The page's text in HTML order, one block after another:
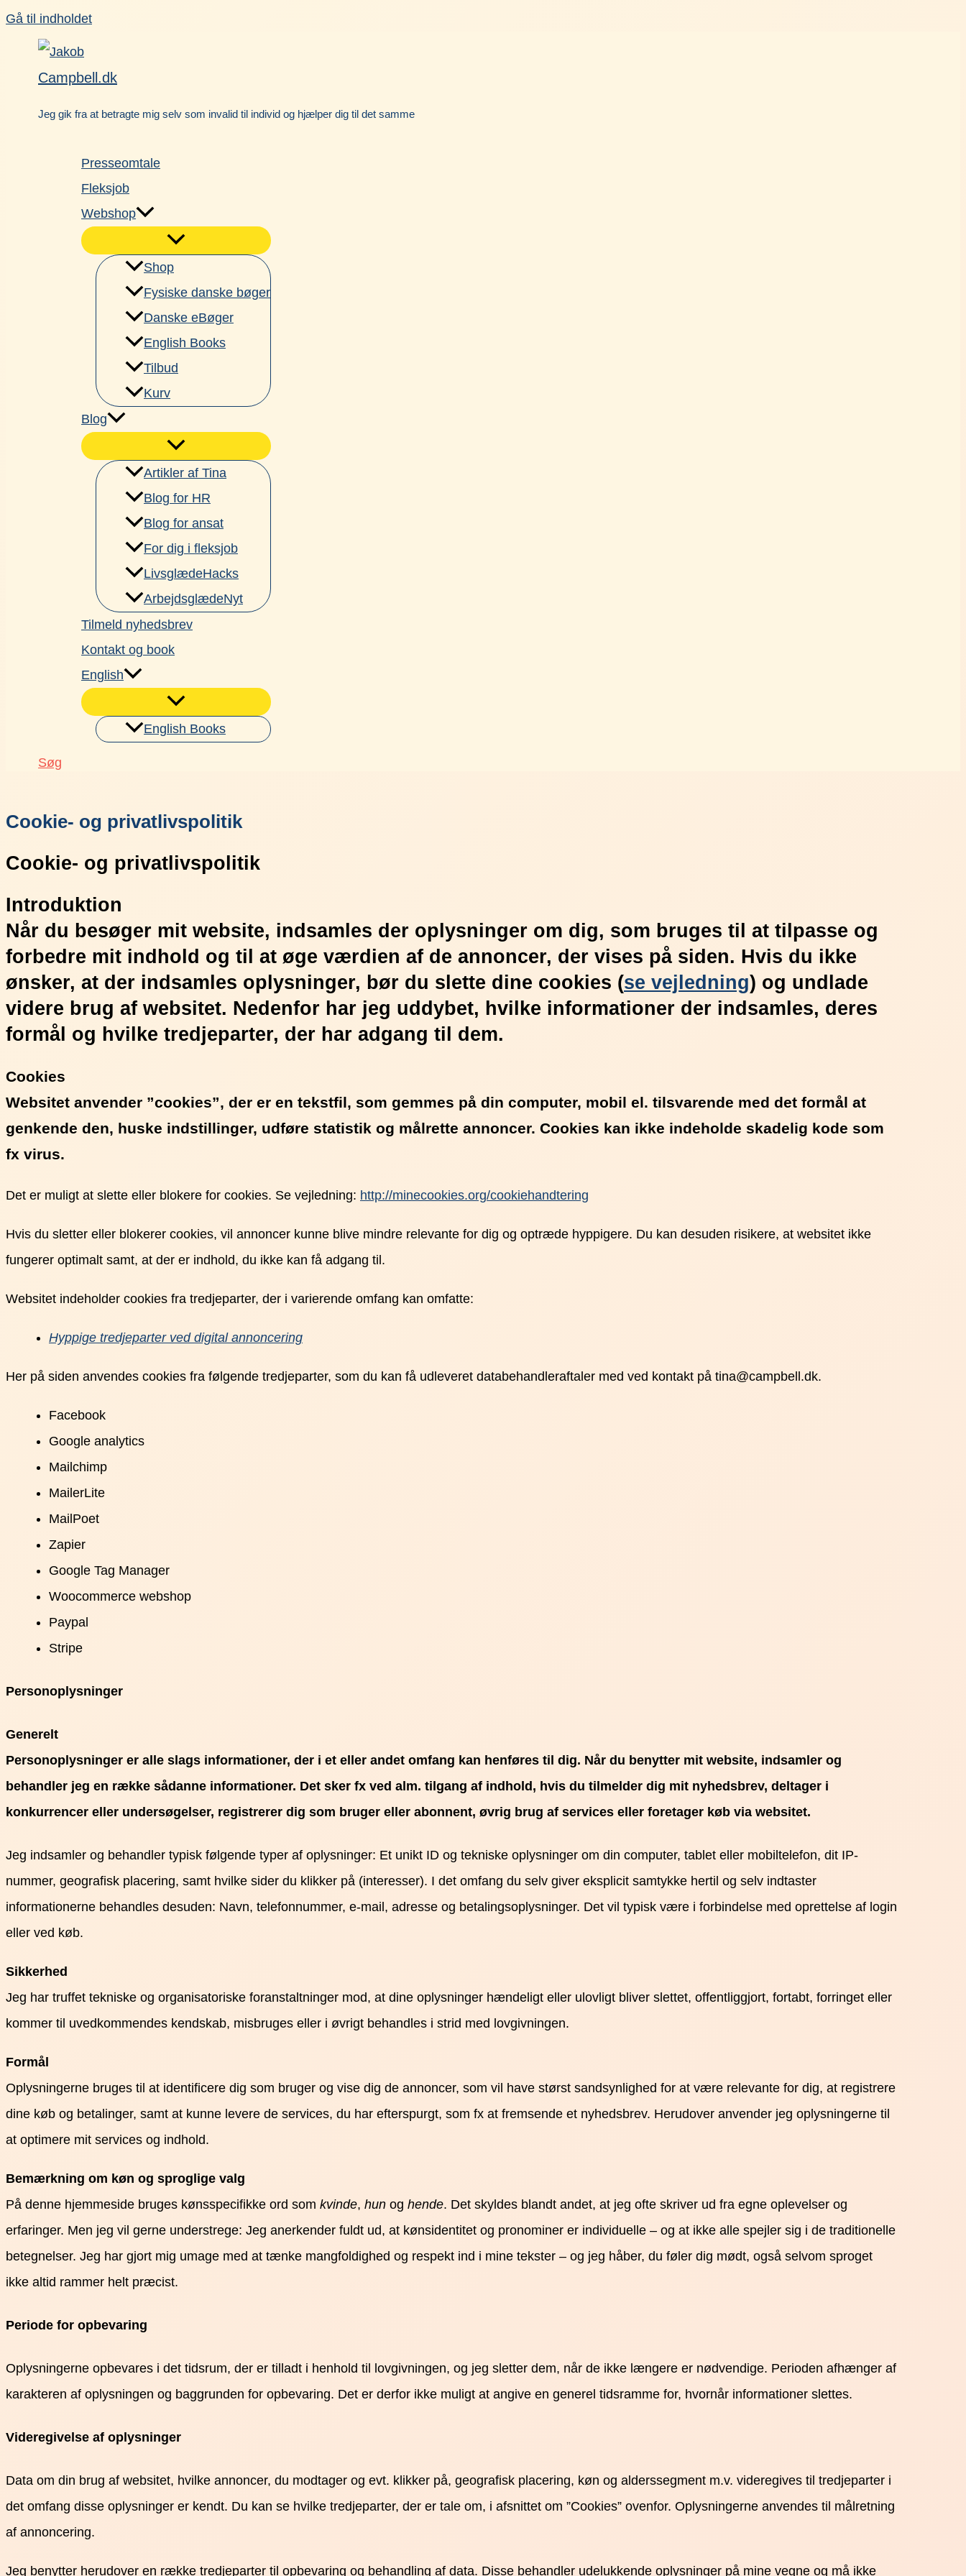
Gå til indholdet
Campbell.dk
Jeg gik fra at betragte mig selv som invalid til individ og hjælper dig til det samme
Presseomtale
Fleksjob
Webshop
Shop
Fysiske danske bøger
Danske eBøger
English Books
Tilbud
Kurv
Blog
Artikler af Tina
Blog for HR
Blog for ansat
For dig i fleksjob
LivsglædeHacks
ArbejdsglædeNyt
Tilmeld nyhedsbrev
Kontakt og book
English
English Books
Søg
Cookie- og privatlivspolitik
Cookie- og privatlivspolitik
Introduktion
Når du besøger mit website, indsamles der oplysninger om dig, som bruges til at tilpasse og
forbedre mit indhold og til at øge værdien af de annoncer, der vises på siden. Hvis du ikke
ønsker, at der indsamles oplysninger, bør du slette dine cookies (se vejledning) og undlade
videre brug af websitet. Nedenfor har jeg uddybet, hvilke informationer der indsamles, deres
formål og hvilke tredjeparter, der har adgang til dem.
Cookies
Websitet anvender ”cookies”, der er en tekstfil, som gemmes på din computer, mobil el. tilsvarende med det formål at
genkende den, huske indstillinger, udføre statistik og målrette annoncer. Cookies kan ikke indeholde skadelig kode som
fx virus.
Det er muligt at slette eller blokere for cookies. Se vejledning: http://minecookies.org/cookiehandtering
Hvis du sletter eller blokerer cookies, vil annoncer kunne blive mindre relevante for dig og optræde hyppigere. Du kan desuden risikere, at websitet ikke
fungerer optimalt samt, at der er indhold, du ikke kan få adgang til.
Websitet indeholder cookies fra tredjeparter, der i varierende omfang kan omfatte:
Hyppige tredjeparter ved digital annoncering
Her på siden anvendes cookies fra følgende tredjeparter, som du kan få udleveret databehandleraftaler med ved kontakt på tina@campbell.dk.
Facebook
Google analytics
Mailchimp
MailerLite
MailPoet
Zapier
Google Tag Manager
Woocommerce webshop
Paypal
Stripe
Personoplysninger
Generelt
Personoplysninger er alle slags informationer, der i et eller andet omfang kan henføres til dig. Når du benytter mit website, indsamler og
behandler jeg en række sådanne informationer. Det sker fx ved alm. tilgang af indhold, hvis du tilmelder dig mit nyhedsbrev, deltager i
konkurrencer eller undersøgelser, registrerer dig som bruger eller abonnent, øvrig brug af services eller foretager køb via websitet.
Jeg indsamler og behandler typisk følgende typer af oplysninger: Et unikt ID og tekniske oplysninger om din computer, tablet eller mobiltelefon, dit IP-
nummer, geografisk placering, samt hvilke sider du klikker på (interesser). I det omfang du selv giver eksplicit samtykke hertil og selv indtaster
informationerne behandles desuden: Navn, telefonnummer, e-mail, adresse og betalingsoplysninger. Det vil typisk være i forbindelse med oprettelse af login
eller ved køb.
Sikkerhed
Jeg har truffet tekniske og organisatoriske foranstaltninger mod, at dine oplysninger hændeligt eller ulovligt bliver slettet, offentliggjort, fortabt, forringet eller
kommer til uvedkommendes kendskab, misbruges eller i øvrigt behandles i strid med lovgivningen.
Formål
Oplysningerne bruges til at identificere dig som bruger og vise dig de annoncer, som vil have størst sandsynlighed for at være relevante for dig, at registrere
dine køb og betalinger, samt at kunne levere de services, du har efterspurgt, som fx at fremsende et nyhedsbrev. Herudover anvender jeg oplysningerne til
at optimere mit services og indhold.
Bemærkning om køn og sproglige valg
På denne hjemmeside bruges kønsspecifikke ord som kvinde, hun og hende. Det skyldes blandt andet, at jeg ofte skriver ud fra egne oplevelser og
erfaringer. Men jeg vil gerne understrege: Jeg anerkender fuldt ud, at kønsidentitet og pronominer er individuelle – og at ikke alle spejler sig i de traditionelle
betegnelser. Jeg har gjort mig umage med at tænke mangfoldighed og respekt ind i mine tekster – og jeg håber, du føler dig mødt, også selvom sproget
ikke altid rammer helt præcist.
Periode for opbevaring
Oplysningerne opbevares i det tidsrum, der er tilladt i henhold til lovgivningen, og jeg sletter dem, når de ikke længere er nødvendige. Perioden afhænger af
karakteren af oplysningen og baggrunden for opbevaring. Det er derfor ikke muligt at angive en generel tidsramme for, hvornår informationer slettes.
Videregivelse af oplysninger
Data om din brug af websitet, hvilke annoncer, du modtager og evt. klikker på, geografisk placering, køn og alderssegment m.v. videregives til tredjeparter i
det omfang disse oplysninger er kendt. Du kan se hvilke tredjeparter, der er tale om, i afsnittet om ”Cookies” ovenfor. Oplysningerne anvendes til målretning
af annoncering.
Jeg benytter herudover en række tredjeparter til opbevaring og behandling af data. Disse behandler udelukkende oplysninger på mine vegne og må ikke